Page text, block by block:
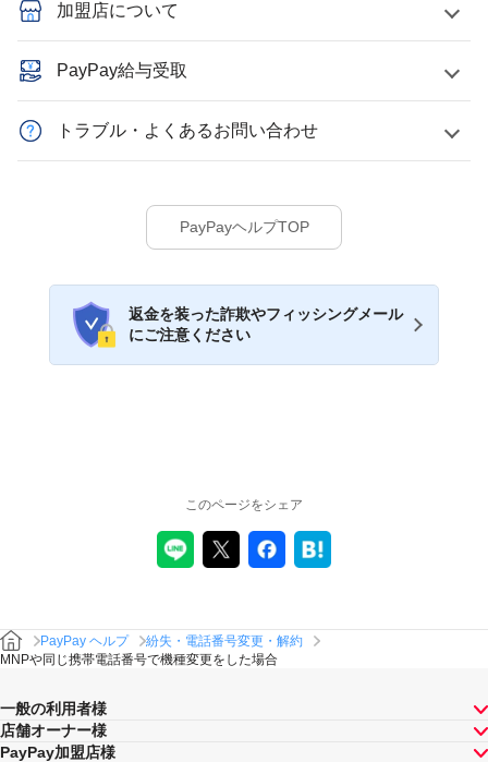
加盟店について
PayPay給与受取
トラブル・よくあるお問い合わせ
PayPayヘルプTOP
返金を装った詐欺やフィッシングメール
にご注意ください
このページをシェア
PayPay ヘルプ
紛失・電話番号変更・解約
MNPや同じ携帯電話番号で機種変更をした場合
一般の利用者様
店舗オーナー様
PayPay加盟店様